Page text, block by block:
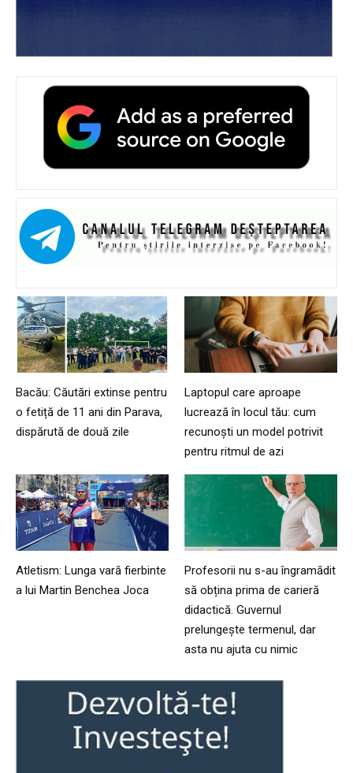
Bacău: Căutări extinse pentru
o fetiță de 11 ani din Parava,
dispărută de două zile
Laptopul care aproape
lucrează în locul tău: cum
recunoști un model potrivit
pentru ritmul de azi
Atletism: Lunga vară fierbinte
a lui Martin Benchea Joca
Profesorii nu s-au îngramădit
să obțina prima de carieră
didactică. Guvernul
prelungește termenul, dar
asta nu ajuta cu nimic